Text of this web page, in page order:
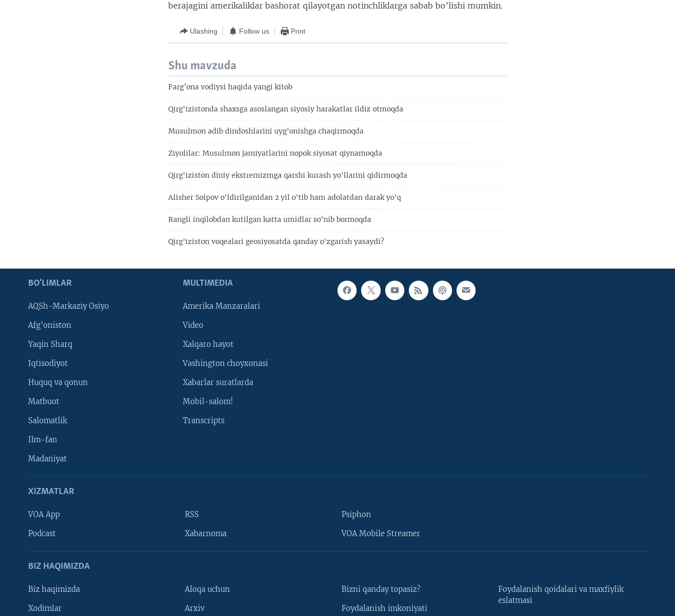
VOA
berajagini amerikaliklar bashorat qilayotgan notinchliklarga sabab bo’lishi mumkin.
Ulashing Follow us Print
Shu mavzuda
Farg’ona vodiysi haqida yangi kitob
Qirg'izistonda shaxsga asoslangan siyosiy harakatlar ildiz otmoqda
Musulmon adib dindoshlarini uyg'onishga chaqirmoqda
Ziyolilar: Musulmon jamiyatlarini nopok siyosat qiynamoqda
Qirg'iziston diniy ekstremizmga qarshi kurash yo'llarini qidirmoqda
Alisher Soipov o'ldirilganidan 2 yil o'tib ham adolatdan darak yo'q
Rangli inqilobdan kutilgan katta umidlar so'nib bormoqda
Qirg'iziston voqealari geosiyosatda qanday o'zgarish yasaydi?
BO'LIMLAR
AQSh-Markaziy Osiyo
Afg'oniston
Yaqin Sharq
Iqtisodiyot
Huquq va qonun
Matbuot
Salomatlik
Ilm-fan
Madaniyat
MULTIMEDIA
Amerika Manzaralari
Video
Xalqaro hayot
Vashington choyxonasi
Xabarlar suratlarda
Mobil-salom!
Transcripts
XIZMATLAR
VOA App
Podcast
RSS
Xabarnoma
Psiphon
VOA Mobile Streamer
BIZ HAQIMIZDA
Biz haqimizda
Xodimlar
Aloqa uchun
Arxiv
Bizni qanday topasiz?
Foydalanish imkoniyati
Foydalanish qoidalari va maxfiylik
eslatmasi